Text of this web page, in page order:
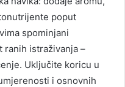
poput
spominjani
ranih istraživanja –
Uključite koricu u
i osnovnih